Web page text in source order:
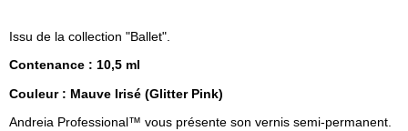
Issu de la collection "Ballet".
Contenance : 10,5 ml
Couleur : Mauve Irisé (Glitter Pink)
Andreia Professional™ vous présente son vernis semi-permanent.